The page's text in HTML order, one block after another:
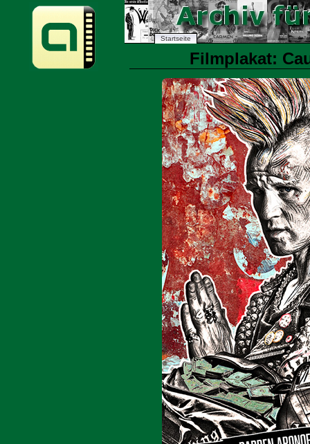
Startseite
Filmplakat: